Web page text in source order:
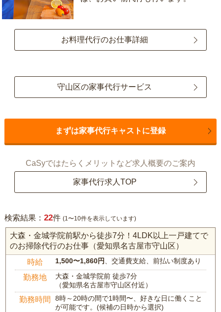
お料理代行のお仕事詳細
守山区の家事代行サービス
まずは家事代行キャストに登録
CaSyではたらくメリットなど求人概要のご案内
家事代行求人TOP
検索結果： 22件 (1〜10件を表示しています)
大森・金城学院前駅から徒歩7分！4LDK以上一戸建てで
のお掃除代行のお仕事（愛知県名古屋市守山区）
時給 1,500〜1,860円 、交通費支給、前払い制度あり
勤務地
大森・金城学院前 徒歩7分
（愛知県名古屋市守山区付近）
勤務時間
8時～20時の間で1時間〜、好きな日に働くこと
が可能です。(候補の日時から選択)